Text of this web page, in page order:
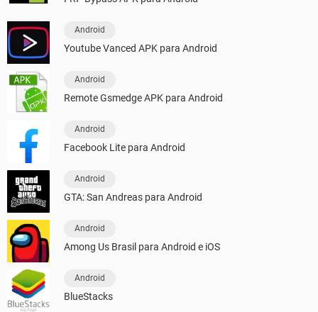
Android
Youtube Vanced APK para Android
Android
Remote Gsmedge APK para Android
Android
Facebook Lite para Android
Android
GTA: San Andreas para Android
Android
Among Us Brasil para Android e iOS
Android
BlueStacks